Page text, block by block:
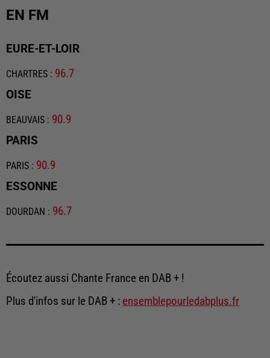
EN FM
EURE-ET-LOIR
CHARTRES : 96.7
OISE
BEAUVAIS : 90.9
PARIS
PARIS : 90.9
ESSONNE
DOURDAN : 96.7
Écoutez aussi Chante France en DAB + !
Plus d'infos sur le DAB + : ensemblepourledabplus.fr